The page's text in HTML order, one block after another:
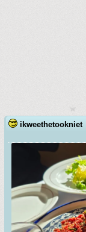
ikweethetookniet